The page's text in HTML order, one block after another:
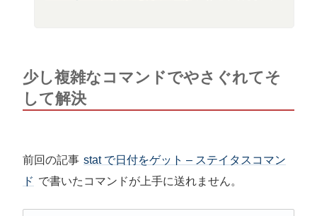
少し複雑なコマンドでやさぐれてそ
して解決
前回の記事 stat で日付をゲット – ステイタスコマン
ド で書いたコマンドが上手に送れません。